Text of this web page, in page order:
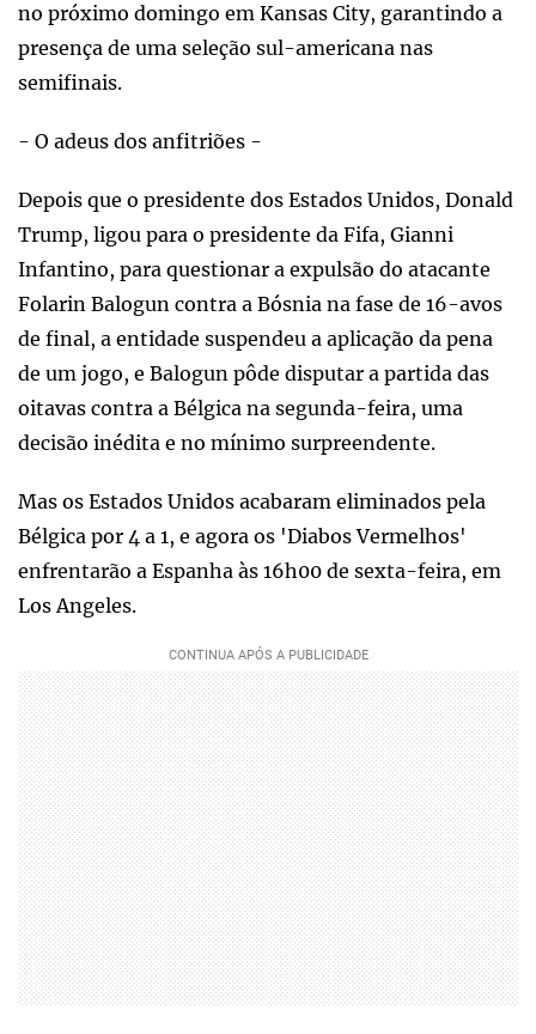
no próximo domingo em Kansas City, garantindo a
presença de uma seleção sul-americana nas
semifinais.
- O adeus dos anfitriões -
Depois que o presidente dos Estados Unidos, Donald
Trump, ligou para o presidente da Fifa, Gianni
Infantino, para questionar a expulsão do atacante
Folarin Balogun contra a Bósnia na fase de 16-avos
de final, a entidade suspendeu a aplicação da pena
de um jogo, e Balogun pôde disputar a partida das
oitavas contra a Bélgica na segunda-feira, uma
decisão inédita e no mínimo surpreendente.
Mas os Estados Unidos acabaram eliminados pela
Bélgica por 4 a 1, e agora os 'Diabos Vermelhos'
enfrentarão a Espanha às 16h00 de sexta-feira, em
Los Angeles.